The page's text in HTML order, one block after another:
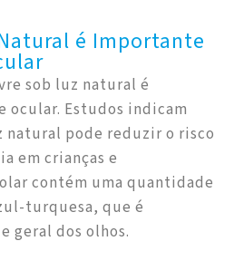
é Importante
sob luz natural é
ocular. Estudos indicam
natural pode reduzir o risco
em crianças e
contém uma quantidade
turquesa, que é
geral dos olhos.